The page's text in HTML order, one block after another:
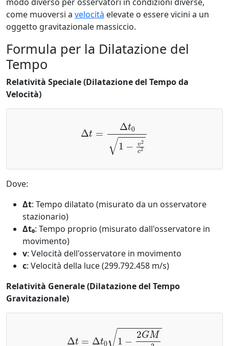
come muoversi a velocità elevate o essere vicini a un
oggetto gravitazionale massiccio.
Formula per la Dilatazione del
Tempo
Relatività Speciale (Dilatazione del Tempo da
Velocità)
−v2
Dove:
Δt: Tempo dilatato (misurato da un osservatore
stazionario)
Δt₀: Tempo proprio (misurato dall'osservatore in
movimento)
v: Velocità dell'osservatore in movimento
c: Velocità della luce (299.792.458 m/s)
Relatività Generale (Dilatazione del Tempo
Gravitazionale)
−2GMrc2